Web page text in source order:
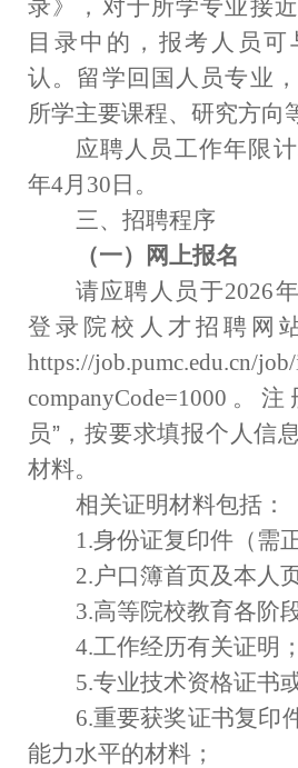
录》，对于所学专业接
目录中的，报考人员可
认。留学回国人员专业
所学主要课程、研究方向
应聘人员工作年限
年4月 30 日。
三、招聘程序
（一）网上报名
请应聘人员于2026年
登录院校人才招聘网
https://job.pumc.edu.cn/
companyCode=1000 。注
员”，按要求填报个人信
材料。
相关证明材料包括：
1.身份证复印件（需
2. 户口簿首页及本人
3.高等院校教育各阶
4.工作经历有关证明；
5.专业技术资格证书
6.重要获奖证书复印
能力水平的材料；